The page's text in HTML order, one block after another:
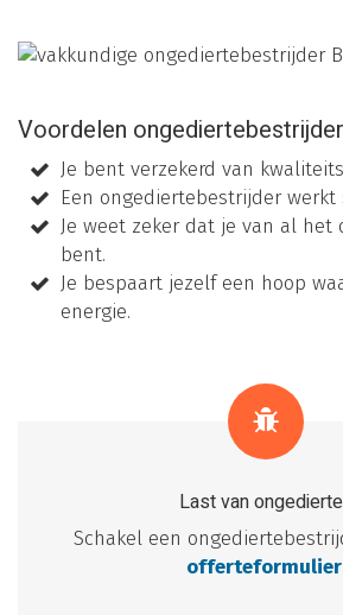
Voordelen
Je bent verzekerd van
Een ongediertebestrijder
Je weet zeker dat je van al het
bent.
Je bespaart jezelf een hoop
energie.
Last van
Schakel een
offerteformulier